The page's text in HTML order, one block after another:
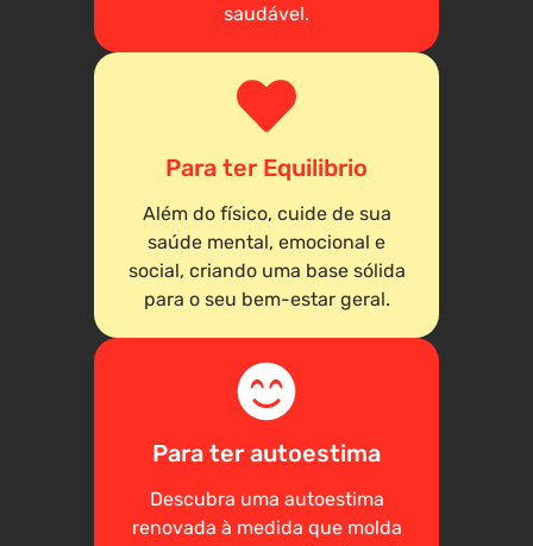
saudável.
Para ter Equilibrio
Além do físico, cuide de sua
saúde mental, emocional e
social, criando uma base sólida
para o seu bem-estar geral.
Para ter autoestima
Descubra uma autoestima
renovada à medida que molda